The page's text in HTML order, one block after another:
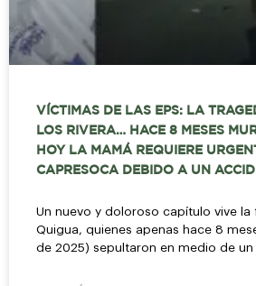
VÍCTIMAS DE LAS EPS: LA
LOS RIVERA… HACE 8 MESES
HOY LA MAMÁ REQUIERE
CAPRESOCA DEBIDO A UN
Un nuevo y doloroso capítulo vive la
Quigua, quienes apenas hace 8
de 2025) sepultaron en medio de